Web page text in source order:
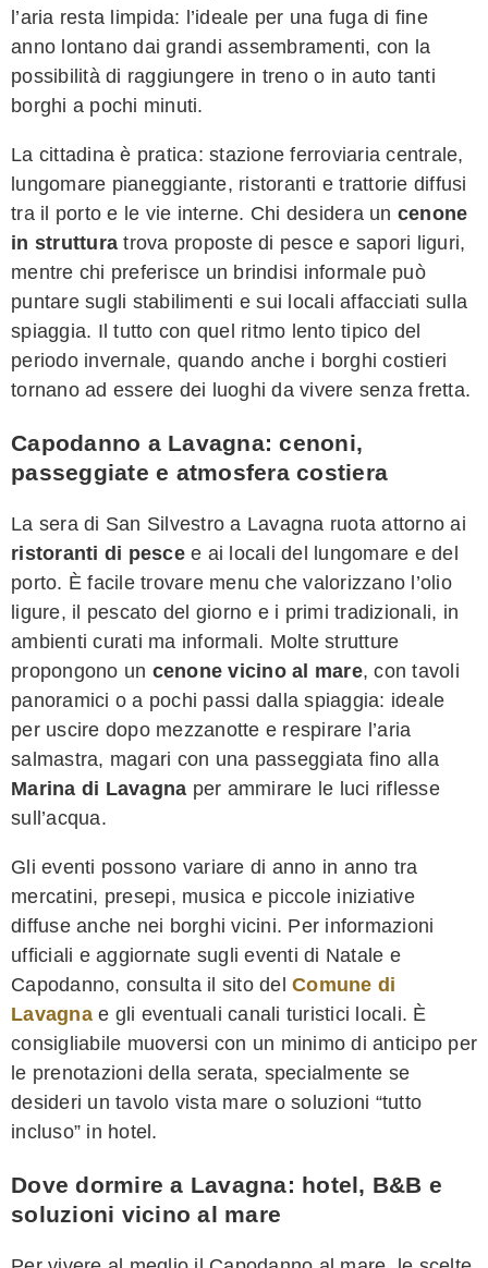
l’aria resta limpida: l’ideale per una fuga di fine
anno lontano dai grandi assembramenti, con la
possibilità di raggiungere in treno o in auto tanti
borghi a pochi minuti.
La cittadina è pratica: stazione ferroviaria centrale,
lungomare pianeggiante, ristoranti e trattorie diffusi
tra il porto e le vie interne. Chi desidera un cenone
in struttura trova proposte di pesce e sapori liguri,
mentre chi preferisce un brindisi informale può
puntare sugli stabilimenti e sui locali affacciati sulla
spiaggia. Il tutto con quel ritmo lento tipico del
periodo invernale, quando anche i borghi costieri
tornano ad essere dei luoghi da vivere senza fretta.
Capodanno a Lavagna: cenoni,
passeggiate e atmosfera costiera
La sera di San Silvestro a Lavagna ruota attorno ai
ristoranti di pescee ai locali del lungomare e del
porto. È facile trovare menu che valorizzano l’olio
ligure, il pescato del giorno e i primi tradizionali, in
ambienti curati ma informali. Molte strutture
propongono un cenone vicino al mare, con tavoli
panoramici o a pochi passi dalla spiaggia: ideale
per uscire dopo mezzanotte e respirare l’aria
salmastra, magari con una passeggiata fino alla
Marina di Lavagna per ammirare le luci riflesse
sull’acqua.
Gli eventi possono variare di anno in anno tra
mercatini, presepi, musica e piccole iniziative
diffuse anche nei borghi vicini. Per informazioni
ufficiali e aggiornate sugli eventi di Natale e
Capodanno, consulta il sito del Comune di
Lavagnae gli eventuali canali turistici locali. È
consigliabile muoversi con un minimo di anticipo per
le prenotazioni della serata, specialmente se
desideri un tavolo vista mare o soluzioni “tutto
incluso” in hotel.
Dove dormire a Lavagna: hotel, B&B e
soluzioni vicino al mare